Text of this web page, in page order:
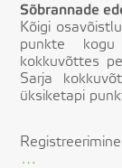
Sõbrannade
Kõigi
punkte
kokkuvõttes
Sarja
üksiketapi
…